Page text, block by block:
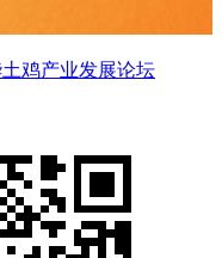
土鸡产业发展论坛